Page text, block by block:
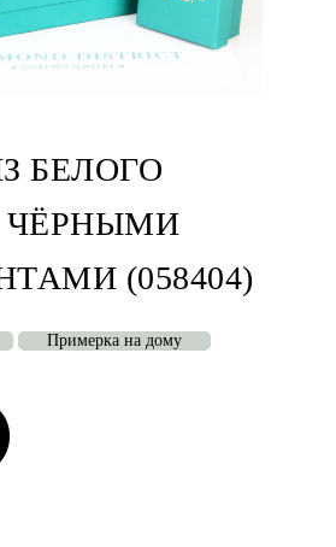
БЕЛОГО
ЧЁРНЫМИ
(058404)
Примерка на дому